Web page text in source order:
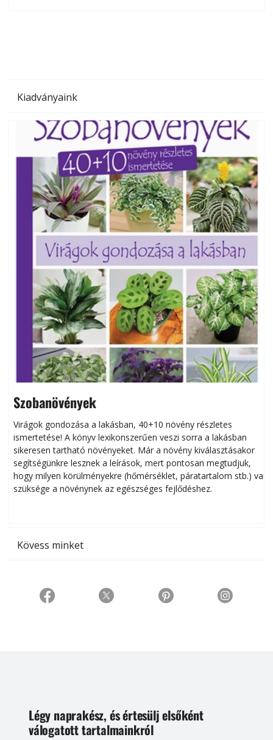
Kiadványaink
Szobanövények
Virágok gondozása a lakásban, 40+10 növény részletes
ismertetése! A könyv lexikonszerűen veszi sorra a lakásban
sikeresen tart­ha­tó növényeket. Már a növény kiválasztásakor
segítségünkre lesznek a leírások, mert pontosan megtudjuk,
hogy milyen körülményekre (hőmérséklet, páratartalom stb.) van
szüksége a növénynek az egészséges fejlődéshez.
Kövess minket
Légy naprakész, és értesülj elsőként
válogatott tartalmainkról